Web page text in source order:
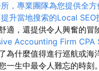
，專業團隊為您提供全
提升當地搜索的Local SEO
適，還提供令人興奮的冒
Accounting Firm CPA
為什麼值得進行巡航或海
一生中最令人難忘的時刻